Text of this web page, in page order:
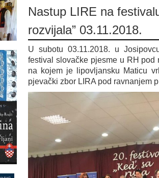
Nastup LIRE na
rozvijala” 03.11.2018.
U subotu 03.11.2018. u
festival slovačke pjesme u RH pod
na kojem je lipovljansku Maticu
pjevački zbor LIRA pod ravnanjem